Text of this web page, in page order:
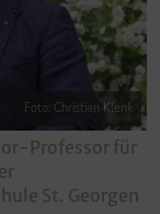
Foto: Christian Klenk
Professor für
St. Georgen